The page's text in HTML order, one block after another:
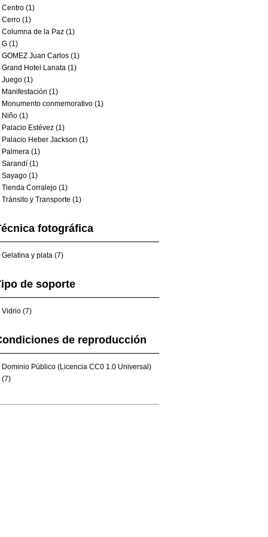
Centro (1)
Cerro (1)
Columna de la Paz (1)
G (1)
GOMEZ Juan Carlos (1)
Grand Hotel Lanata (1)
Juego (1)
Manifestación (1)
Monumento conmemorativo (1)
Niño (1)
Palacio Estévez (1)
Palacio Heber Jackson (1)
Palmera (1)
Sarandí (1)
Sayago (1)
Tienda Corralejo (1)
Tránsito y Transporte (1)
fotográfica
Gelatina y plata (7)
de soporte
Vidrio (7)
de reproducción
Dominio Público (Licencia CC0 1.0 Universal)
(7)